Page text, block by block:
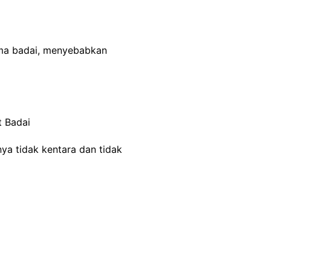
badai, menyebabkan
Badai
tidak kentara dan tidak